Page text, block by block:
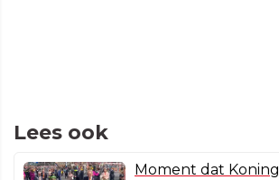
Lees ook
Moment dat